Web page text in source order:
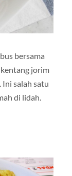
bersama
jorim
salah satu
di lidah.